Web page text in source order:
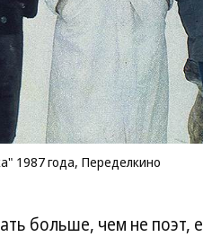
1987 года, Переделкино
больше, чем не